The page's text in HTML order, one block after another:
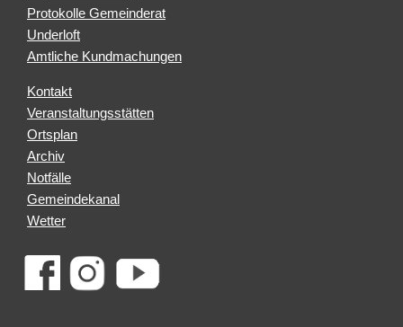
Protokolle Gemeinderat
Underloft
Amtliche Kundmachungen
Kontakt
Veranstaltungsstätten
Ortsplan
Archiv
Notfälle
Gemeindekanal
Wetter